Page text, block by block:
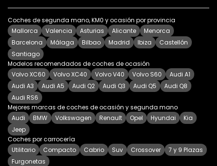
Coches de segunda mano, KM0 y ocasión por provincia
Mallorca
Valencia Asturias Alicante
Menorca
Barcelona
Málaga Bilbao Madrid Ibiza
Castellón
Santiago
Modelos recomendados de coches de ocasión
Volvo XC60
Volvo XC40 Volvo V40 Volvo S60
Audi A1
Audi A3
Audi A5 Audi Q2 Audi Q3 Audi Q5
Audi Q8
Audi RS6
Mejores marcas de coches de ocasión y segunda mano
Audi
BMW Volkswagen Renault Opel Hyundai
Kia
Jeep
Coches por carrocería
Utilitario
Compacto Cabrio Suv Crossover
7 y 9 Plazas
Furgonetas